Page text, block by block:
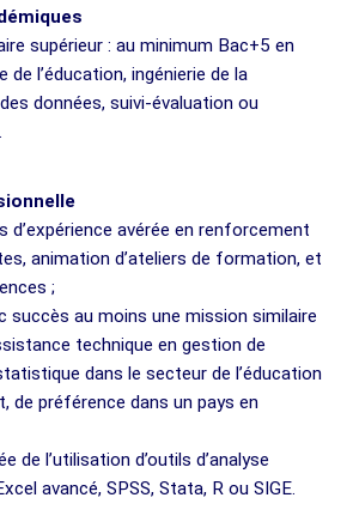
supérieur : au minimum Bac+5 en
l’éducation, ingénierie de la
données, suivi-évaluation ou
avérée en renforcement
animation d’ateliers de formation, et
;
au moins une mission similaire
technique en gestion de
dans le secteur de l’éducation
de préférence dans un pays en
l’utilisation d’outils d’analyse
avancé, SPSS, Stata, R ou SIGE.